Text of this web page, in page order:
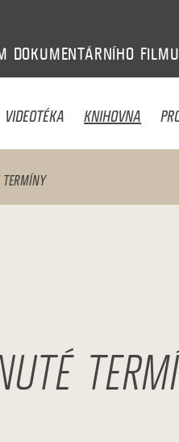
DOKUMENTÁRNÍHO FILMU
VIDEOTÉKA KNIHOVNA